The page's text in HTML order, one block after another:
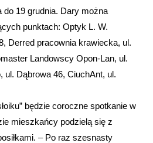
19 grudnia. Dary można
punktach: Optyk L. W.
Derred pracownia krawiecka, ul.
Landowscy Opon-Lan, ul.
ul. Dąbrowa 46, CiuchAnt, ul.
będzie coroczne spotkanie w
mieszkańcy podzielą się z
– Po raz szesnasty